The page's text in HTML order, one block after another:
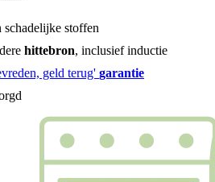
schadelijke stoffen
hittebron, inclusief inductie
geld terug' garantie